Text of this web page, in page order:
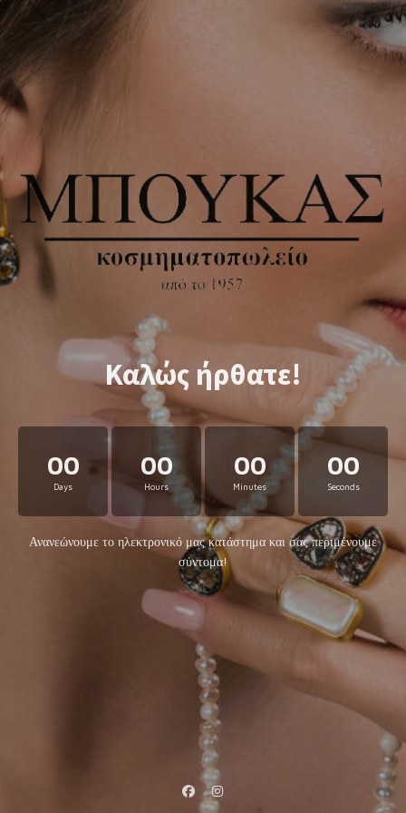
Καλώς ήρθατε!
00
Days
00
Hours
00
Minutes
00
Seconds
Ανανεώνουμε το ηλεκτρονικό μας κατάστημα και σας περιμένουμε
σύντομα!